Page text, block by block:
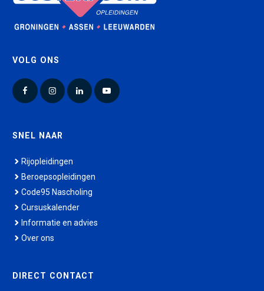
VOLG ONS
FacebookInstagramLinkedInYouTube
SNEL NAAR
Rijopleidingen
Beroepsopleidingen
Code95 Nascholing
Cursuskalender
Informatie en advies
Over ons
DIRECT CONTACT